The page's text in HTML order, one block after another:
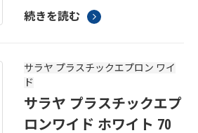
続きを読む
サラヤ プラスチックエプロン ワイ
ド
サラヤ プラスチックエプ
ロンワイド ホワイト 70